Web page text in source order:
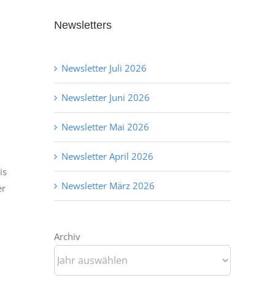
Newsletters
Newsletter Juli 2026
Newsletter Juni 2026
Newsletter Mai 2026
Newsletter April 2026
Newsletter März 2026
Archiv